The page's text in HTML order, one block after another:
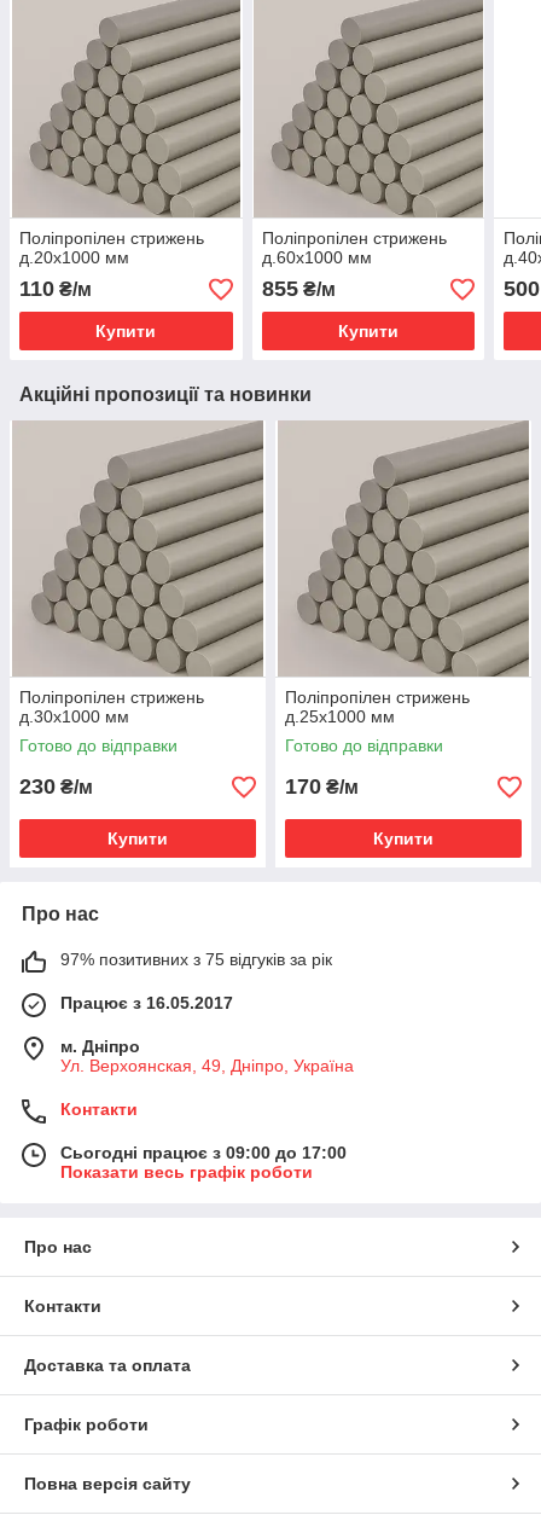
Поліпропілен стрижень
д.20х1000 мм
110 ₴/м
Купити
Поліпропілен стрижень
д.60х1000 мм
855₴/м
Купити
500
Акційні пропозиції та новинки
Поліпропілен стрижень
д.30х1000 мм
Готово до відправки
230 ₴/м
Купити
Поліпропілен стрижень
д.25х1000 мм
Готово до відправки
170 ₴/м
Купити
Про нас
97% позитивних з 75 відгуків за рік
Працює з 16.05.2017
м. Дніпро
Ул. Верхоянская, 49, Дніпро, Україна
Контакти
Сьогодні працює з 09:00 до 17:00
Показати весь графік роботи
Про нас
Контакти
Доставка та оплата
Графік роботи
Повна версія сайту